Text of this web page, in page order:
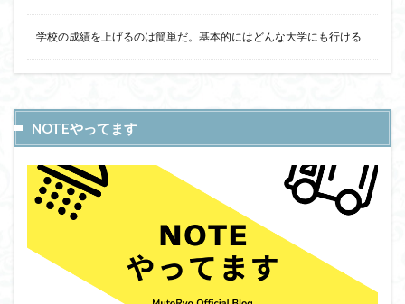
学校の成績を上げるのは簡単だ。基本的にはどんな大学にも行ける
NOTEやってます